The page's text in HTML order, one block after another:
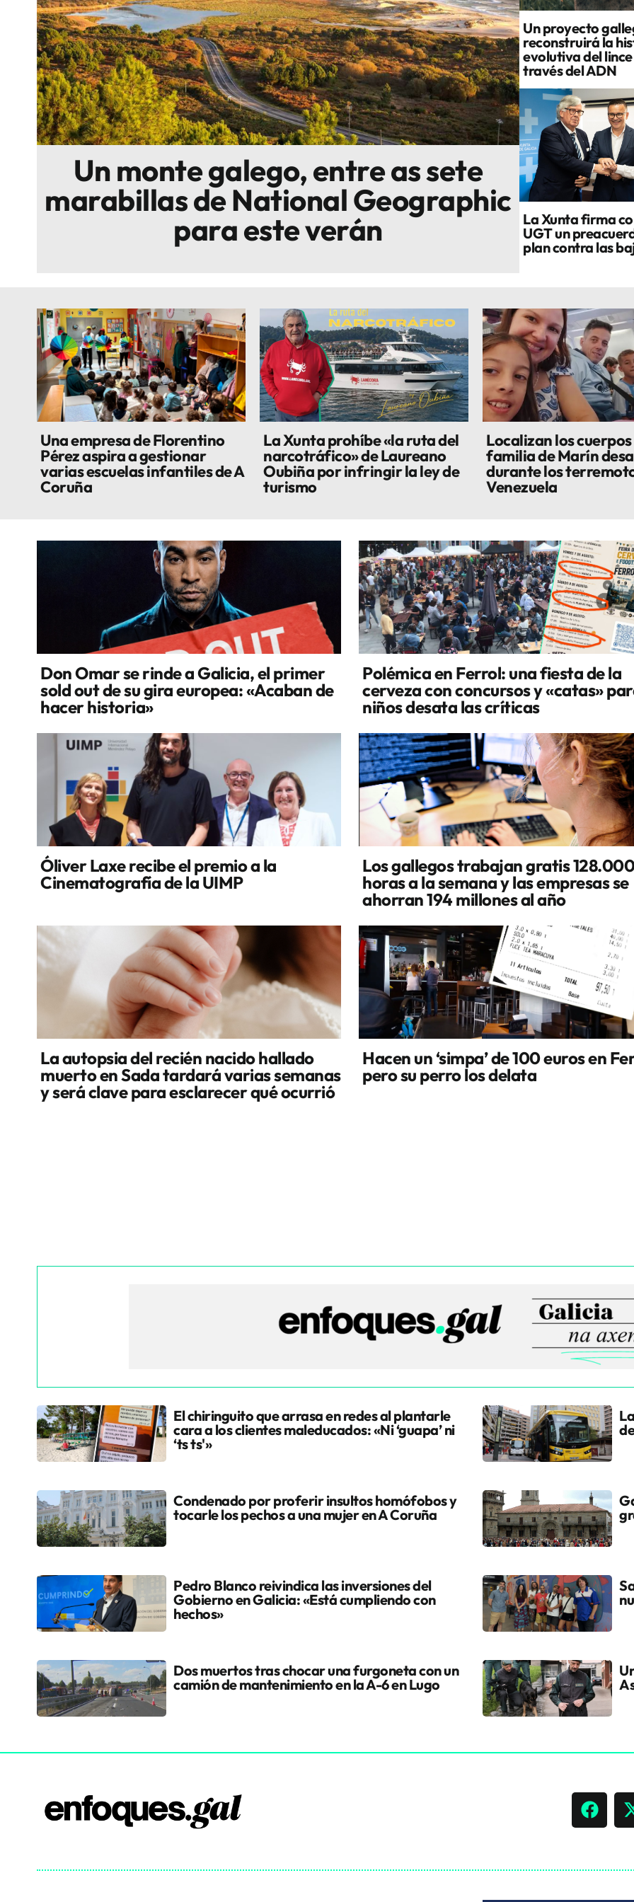
Sostenibilidad
Innova
Un monte galego, entre as sete
marabillas de National Geographic
para este verán
Un proyecto
reconstruirá la
evolutiva del
través del ADN
La Xunta firma
UGT un
plan contra las
Una empresa de Florentino
Pérez aspira a gestionar
varias escuelas infantiles de A
Coruña
La Xunta prohíbe «la ruta del
narcotráfico» de Laureano
Oubiña por infringir la ley de
turismo
Localizan los cuerpos
familia de Marín
durante los
Venezuela
Don Omar se rinde a Galicia, el primer
sold out de su gira europea: «Acaban de
hacer historia»
Polémica en Ferrol: una fiesta de la
cerveza con concursos y «catas»
niños desata las críticas
Óliver Laxe recibe el premio a la
Cinematografía de la UIMP
Los gallegos trabajan gratis
horas a la semana y las empresas se
ahorran 194 millones al año
La autopsia del recién nacido hallado
muerto en Sada tardará varias semanas
y será clave para esclarecer qué ocurrió
Hacen un ‘simpa’ de 100 euros en
pero su perro los delata
El chiringuito que arrasa en redes al plantarle
cara a los clientes maleducados: «Ni ‘guapa’ ni
‘ts ts'»
Condenado por proferir insultos homófobos y
tocarle los pechos a una mujer en A Coruña
Pedro Blanco reivindica las inversiones del
Gobierno en Galicia: «Está cumpliendo con
hechos»
Dos muertos tras chocar una furgoneta con un
camión de mantenimiento en la A-6 en Lugo